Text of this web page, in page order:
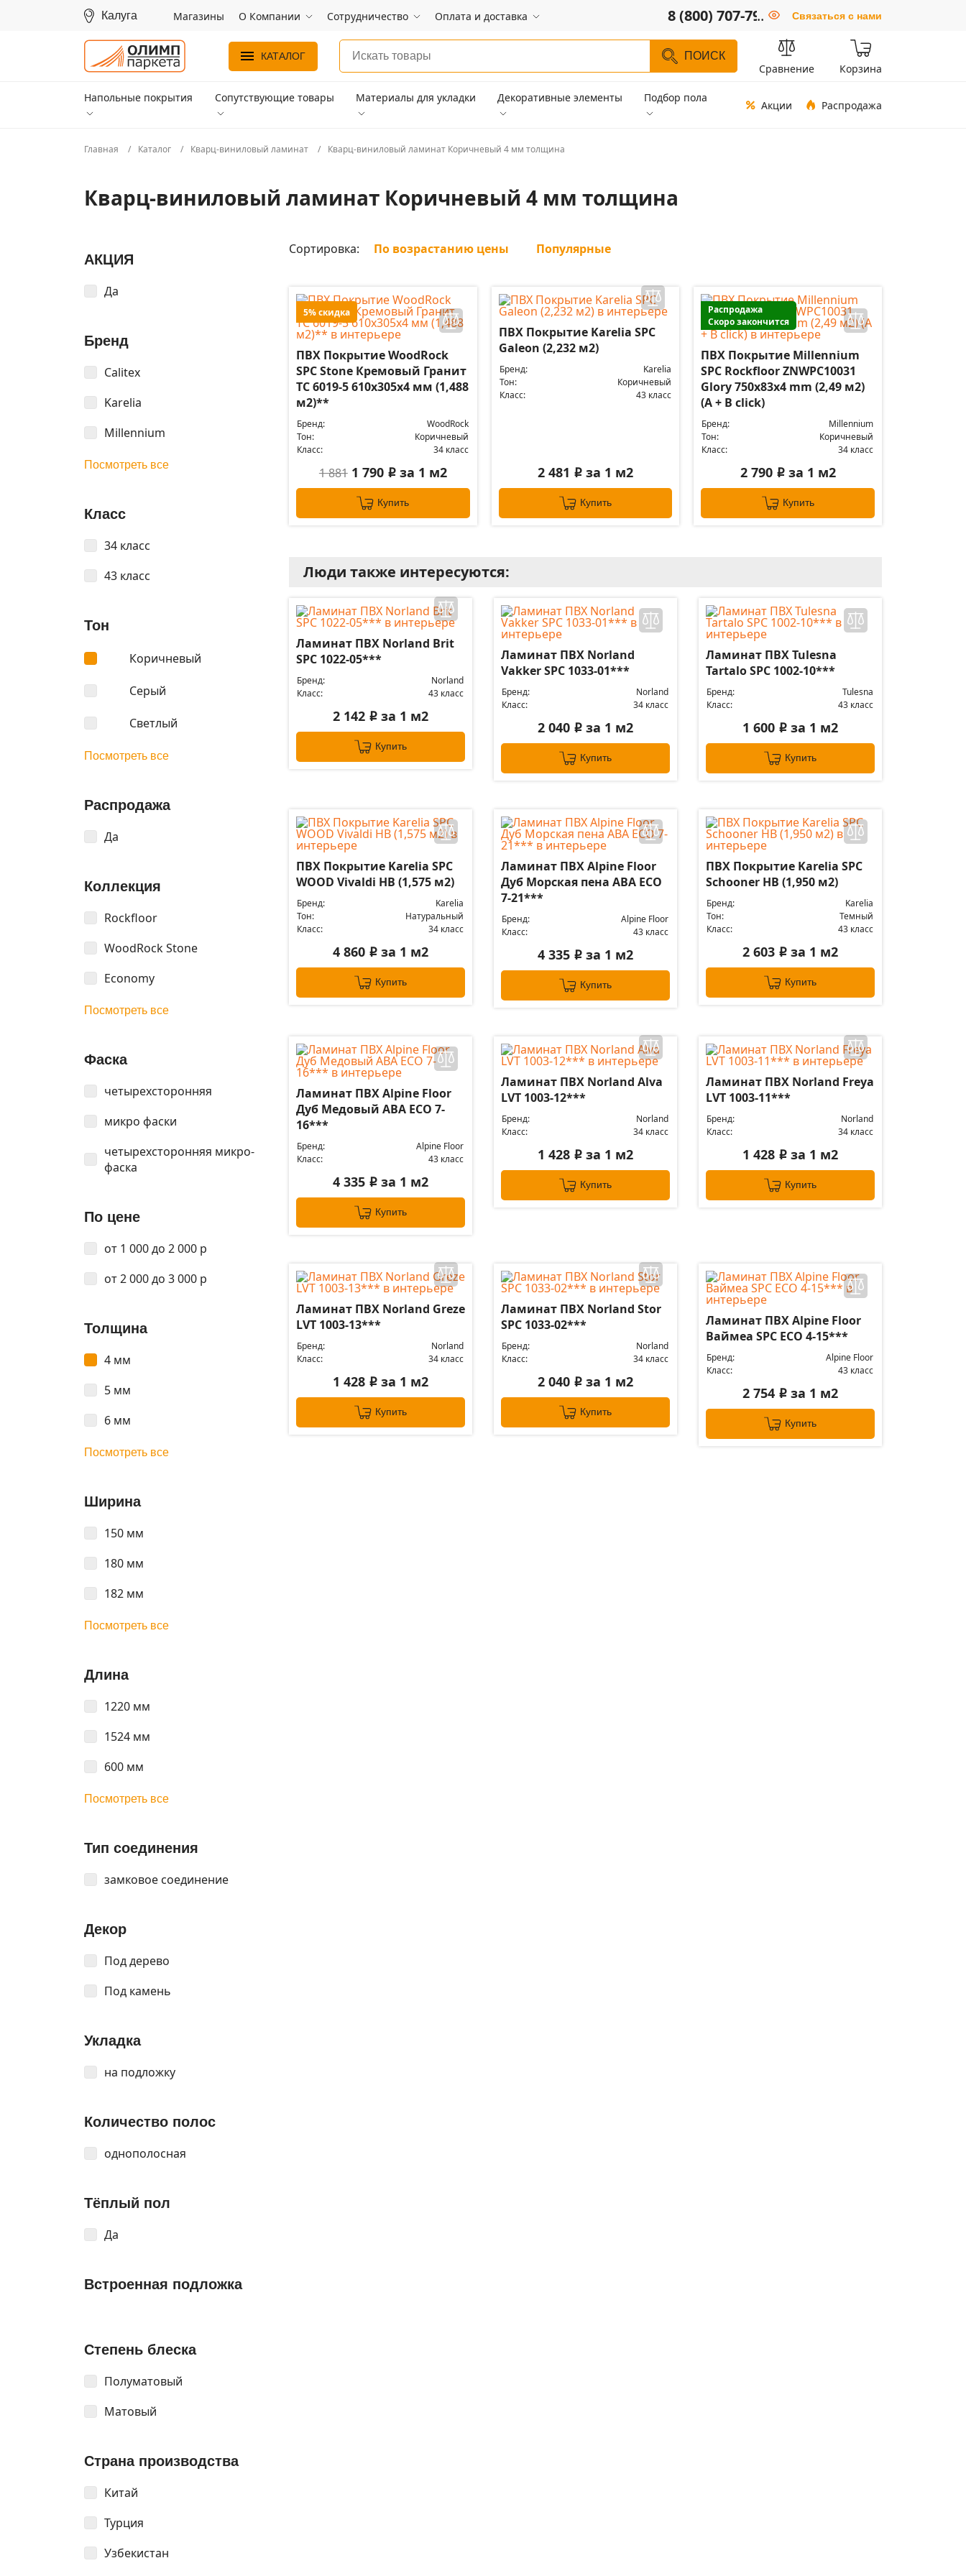
Калуга Магазины О Компании Сотрудничество Оплата и доставка 8 (800) 707-79-66
.. Связаться с нами
КАТАЛОГ ПОИСК
Сравнение Корзина
Напольные покрытия Сопутствующие товары Материалы для укладки Декоративные элементы Подбор пола
Акции Распродажа
Главная Каталог Кварц-виниловый ламинат Кварц-виниловый ламинат Коричневый 4 мм толщина
Кварц-виниловый ламинат Коричневый 4 мм толщина
АКЦИЯ
Да
Бренд
Calitex
Karelia
Millennium
Посмотреть все
Класс
34 класс
43 класс
Тон
Коричневый
Серый
Светлый
Посмотреть все
Распродажа
Да
Коллекция
Rockfloor
WoodRock Stone
Economy
Посмотреть все
Фаска
четырехсторонняя
микро фаски
четырехсторонняя микро-
фаска
По цене
от 1 000 до 2 000 р
от 2 000 до 3 000 р
Толщина
4 мм
5 мм
6 мм
Посмотреть все
Ширина
150 мм
180 мм
182 мм
Посмотреть все
Длина
1220 мм
1524 мм
600 мм
Посмотреть все
Тип соединения
замковое соединение
Декор
Под дерево
Под камень
Укладка
на подложку
Количество полос
однополосная
Тёплый пол
Да
Встроенная подложка
Степень блеска
Полуматовый
Матовый
Страна производства
Китай
Турция
Узбекистан
Сортировка: По возрастанию цены Популярные
5% скидка
ПВХ Покрытие WoodRock
SPC Stone Кремовый Гранит
TC 6019-5 610х305х4 мм (1,488
м2)**
Бренд:
WoodRock
Тон:
Коричневый
Класс:
34 класс
1 881 1 790 iза 1 м2
Купить
ПВХ Покрытие Karelia SPC
Galeon (2,232 м2)
Бренд:
Karelia
Тон:
Коричневый
Класс:
43 класс
2 481 iза 1 м2
Купить
Распродажа
Скоро закончится
ПВХ Покрытие Millennium
SPC Rockfloor ZNWPC10031
Glory 750х83х4 mm (2,49 м2)
(А + B click)
Бренд:
Millennium
Тон:
Коричневый
Класс:
34 класс
2 790 iза 1 м2
Купить
Люди также интересуются:
Ламинат ПВХ Norland Brit
SPC 1022-05***
Бренд:
Norland
Класс:
43 класс
2 142 iза 1 м2
Купить
Ламинат ПВХ Norland
Vakker SPC 1033-01***
Бренд:
Norland
Класс:
34 класс
2 040 iза 1 м2
Купить
Ламинат ПВХ Tulesna
Tartalo SPC 1002-10***
Бренд:
Tulesna
Класс:
43 класс
1 600 iза 1 м2
Купить
ПВХ Покрытие Karelia SPC
WOOD Vivaldi HB (1,575 м2)
Бренд:
Karelia
Тон:
Натуральный
Класс:
34 класс
4 860 iза 1 м2
Купить
Ламинат ПВХ Alpine Floor
Дуб Морская пена ABA ЕСО
7-21***
Бренд:
Alpine Floor
Класс:
43 класс
4 335 iза 1 м2
Купить
ПВХ Покрытие Karelia SPC
Schooner HB (1,950 м2)
Бренд:
Karelia
Тон:
Темный
Класс:
43 класс
2 603 iза 1 м2
Купить
Ламинат ПВХ Alpine Floor
Дуб Медовый ABA ЕСО 7-
16***
Бренд:
Alpine Floor
Класс:
43 класс
4 335 iза 1 м2
Купить
Ламинат ПВХ Norland Alva
LVT 1003-12***
Бренд:
Norland
Класс:
34 класс
1 428 iза 1 м2
Купить
Ламинат ПВХ Norland Freya
LVT 1003-11***
Бренд:
Norland
Класс:
34 класс
1 428 iза 1 м2
Купить
Ламинат ПВХ Norland Greze
LVT 1003-13***
Бренд:
Norland
Класс:
34 класс
1 428 iза 1 м2
Купить
Ламинат ПВХ Norland Stor
SPC 1033-02***
Бренд:
Norland
Класс:
34 класс
2 040 iза 1 м2
Купить
Ламинат ПВХ Alpine Floor
Ваймеа SPC ЕСО 4-15***
Бренд:
Alpine Floor
Класс:
43 класс
2 754 iза 1 м2
Купить